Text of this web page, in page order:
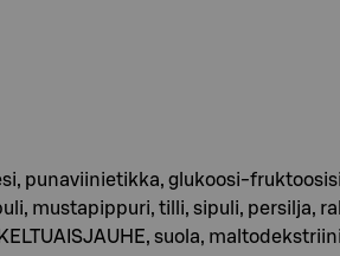
punaviinietikka, glukoosi-
mustapippuri, tilli, sipuli, persilja,
suola,